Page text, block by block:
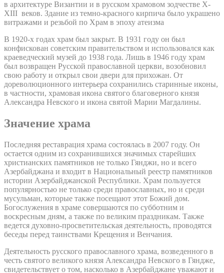
в архитектуре Византии и в русском храмовом зодчестве X-
XIII веков. Здание из темно-красного кирпича было украшено
витражами и резьбой по Храм в эпоху атеизма
В 1920-х годах храм был закрыт. В 1931 году он был
конфискован советским правительством и использовался как
краеведческий музей до 1938 года. Лишь в 1946 году храм
был возвращен Русской православной церкви, возобновил
свою работу и открыл свои двери для прихожан. От
дореволюционного интерьера сохранились старинные иконы,
в частности, храмовая икона святого благоверного князя
Александра Невского и икона святой Марии Магдалины.
Значение храма
Последняя реставрация храма состоялась в 2007 году. Он
остается одним из сохранившихся значимых старейших
христианских памятников не только Гянджи, но и всего
Азербайджана и входит в Национальный реестр памятников
истории Азербайджанской Республики. Храм пользуется
популярностью не только среди православных, но и среди
мусульман, которые также посещают этот Божий дом.
Богослужения в храме совершаются по субботним и
воскресным дням, а также по великим праздникам. Также
ведется духовно-просветительская деятельность, проводятся
беседы перед таинствами Крещения и Венчания.
Деятельность русского православного храма, возведенного в
честь святого великого князя Александра Невского в Гяндже,
свидетельствует о том, насколько в Азербайджане уважают и